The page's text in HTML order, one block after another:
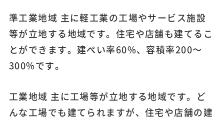
準工業地域 主に軽工業の工場やサービス施設
等が立地する地域です。住宅や店舗も建てるこ
とができます。建ぺい率60%、容積率200～
300%です。
工業地域 主に工場等が立地する地域です。ど
んな工場でも建てられますが、住宅や店舗の建